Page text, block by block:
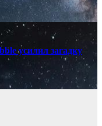
усилил загадку